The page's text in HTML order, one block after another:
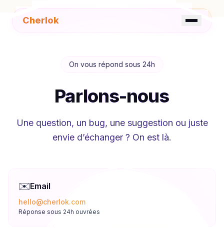
Cherlok
On vous répond sous 24h
Parlons-nous
Une question, un bug, une suggestion ou juste
envie d’échanger ? On est là.
✉️Email
hello@cherlok.com
Réponse sous 24h ouvrées